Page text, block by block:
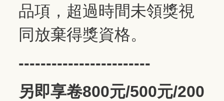
品項， 超過時間未領獎視
同放棄得獎資格。
------------------------
另即享卷800元/500元/200